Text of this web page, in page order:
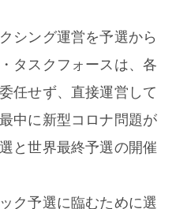
シング運営を予選から
タスクフォースは、各
任せず、直接運営して
中に新型コロナ問題が
と世界最終予選の開催
ク予選に臨むために選